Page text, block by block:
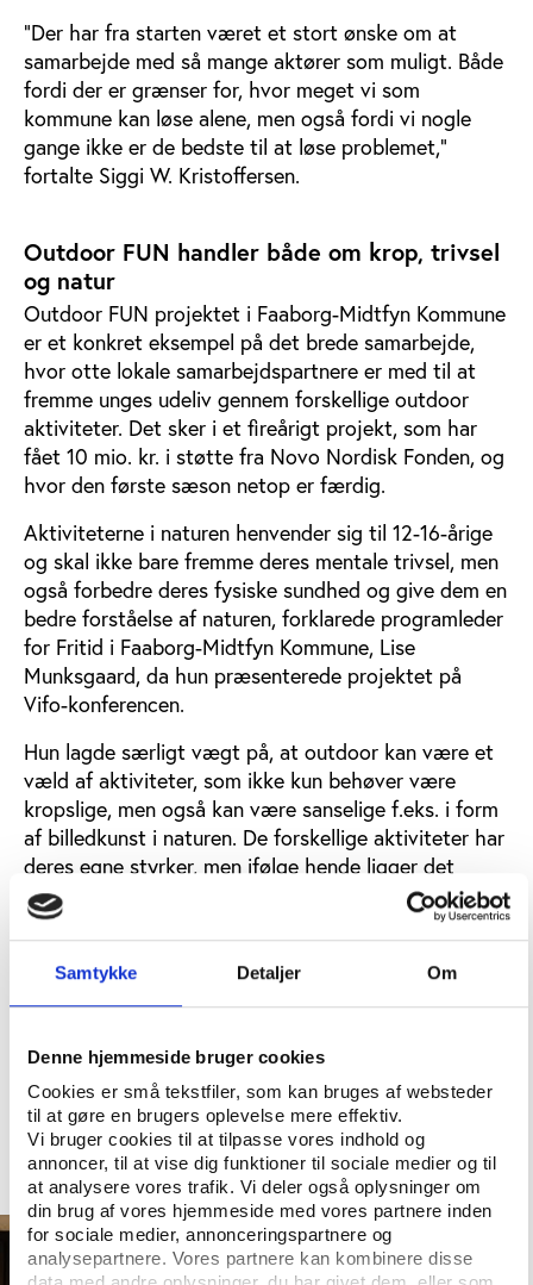
Samtykke Detaljer Om
Denne hjemmeside bruger cookies
Cookies er små tekstfiler, som kan bruges af websteder
til at gøre en brugers oplevelse mere effektiv.
Vi bruger cookies til at tilpasse vores indhold og
annoncer, til at vise dig funktioner til sociale medier og til
at analysere vores trafik. Vi deler også oplysninger om
din brug af vores hjemmeside med vores partnere inden
for sociale medier, annonceringspartnere og
analysepartnere. Vores partnere kan kombinere disse
”Der har fra starten været et stort ønske om at
samarbejde med så mange aktører som muligt. Både
fordi der er grænser for, hvor meget vi som
kommune kan løse alene, men også fordi vi nogle
gange ikke er de bedste til at løse problemet,”
fortalte Siggi W. Kristoffersen.
Outdoor FUN handler både om krop, trivsel
og natur
Outdoor FUN projektet i Faaborg-Midtfyn Kommune
er et konkret eksempel på det brede samarbejde,
hvor otte lokale samarbejdspartnere er med til at
fremme unges udeliv gennem forskellige outdoor
aktiviteter. Det sker i et fireårigt projekt, som har
fået 10 mio. kr. i støtte fra Novo Nordisk Fonden, og
hvor den første sæson netop er færdig.
Aktiviteterne i naturen henvender sig til 12-16-årige
og skal ikke bare fremme deres mentale trivsel, men
også forbedre deres fysiske sundhed og give dem en
bedre forståelse af naturen, forklarede programleder
for Fritid i Faaborg-Midtfyn Kommune, Lise
Munksgaard, da hun præsenterede projektet på
Vifo-konferencen.
Hun lagde særligt vægt på, at outdoor kan være et
væld af aktiviteter, som ikke kun behøver være
kropslige, men også kan være sanselige f.eks. i form
af billedkunst i naturen. De forskellige aktiviteter har
deres egne styrker, men ifølge hende ligger det
centrale arbejde med at løfte de unges trivsel i
rammen omkring aktiviteterne.
”Bare fordi vi sender nogle unge ud i en kajak, så
komme de ikke automatisk til at trives. Det handler i
rammer vi lægger ned over de her fællesskaber. For
os fylder det meget at arbejde med et
præstationsfrit rum omkring aktiviteterne,” sagde
Lise Munksgaard i sit oplæg.